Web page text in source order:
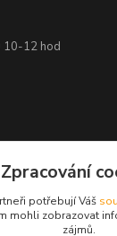
10-12 hod
10-12 hod
Zpracování
potřebují Váš
mohli zobrazovat
zájmů.